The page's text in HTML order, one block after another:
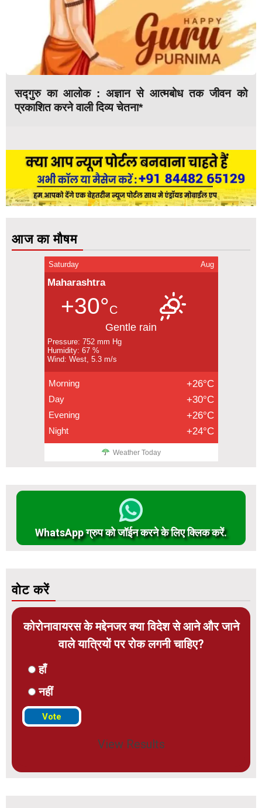
सद्गुरु का आलोक : अज्ञान से आत्मबोध तक जीवन को
प्रकाशित करने वाली दिव्य चेतना*
आज का मौषम
Saturday Aug
Maharashtra
+30°C
Gentle rain
Pressure: 752 mm Hg
Humidity: 67 %
Wind: West, 5.3 m/s
Morning +26°C
Day +30°C
Evening +26°C
Night +24°C
Weather Today
WhatsApp ग्रुप को जॉईन करने के लिए क्लिक करें.
वोट करें
कोरोनावायरस के मद्देनजर क्या विदेश से आने और जाने
वाले यात्रियों पर रोक लगनी चाहिए?
हाँ
नहीं
View Results